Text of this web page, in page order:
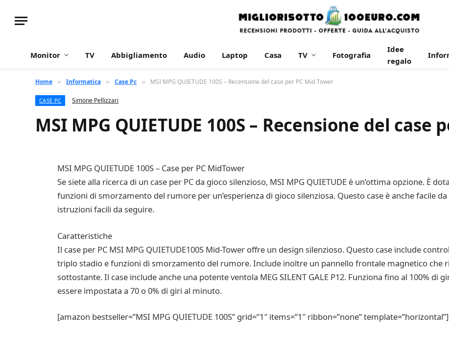
Monitor TV Abbigliamento Audio Laptop Casa TV Fotografia
Idee
regalo
Home » Informatica » Case Pc » MSI MPG QUIETUDE 100S – Recensione del case per PC Mid-Tower
CASE PC Simone Pellizzari
MSI MPG QUIETUDE 100S – Recensione del case
MSI MPG QUIETUDE 100S – Case per PC MidTower
Se siete alla ricerca di un case per PC da gioco silenzioso, MSI MPG QUIETUDE è un’ottima opzione. È
funzioni di smorzamento del rumore per un’esperienza di gioco silenziosa. Questo case è anche facile
istruzioni facili da seguire.
Caratteristiche
Il case per PC MSI MPG QUIETUDE100S Mid-Tower offre un design silenzioso. Questo case include
triplo stadio e funzioni di smorzamento del rumore. Include inoltre un pannello frontale magnetico che
sottostante. Il case include anche una potente ventola MEG SILENT GALE P12. Funziona fino al 100% di
essere impostata a 70 o 0% di giri al minuto.
[amazon bestseller=”MSI MPG QUIETUDE 100S” grid=”1″ items=”1″ ribbon=”none” template=”horizontal”]